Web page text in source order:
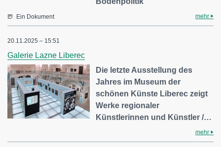
Ein Dokument mehr
20.11.2025 – 15:51
Galerie Lazne Liberec
Die letzte Ausstellung des
Jahres im Museum der
schönen Künste Liberec zeigt
Werke regionaler
Künstlerinnen und Künstler /…
mehr